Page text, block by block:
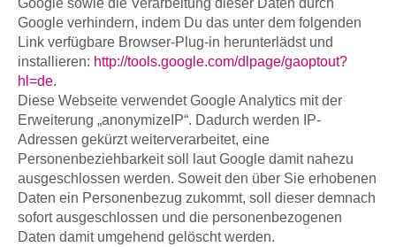
Google verhindern, indem Du das unter dem folgenden
Link verfügbare Browser-Plug-in herunterlädst und
installieren: http://tools.google.com/dlpage/gaoptout?
hl=de.
Diese Webseite verwendet Google Analytics mit der
Erweiterung „anonymizeIP“. Dadurch werden IP-
Adressen gekürzt weiterverarbeitet, eine
Personenbeziehbarkeit soll laut Google damit nahezu
ausgeschlossen werden. Soweit den über Sie erhobenen
Daten ein Personenbezug zukommt, soll dieser demnach
sofort ausgeschlossen und die personenbezogenen
Daten damit umgehend gelöscht werden.